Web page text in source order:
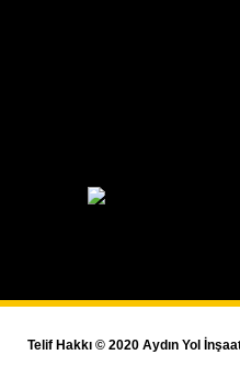
Telif Hakkı © 2020 Aydın Yol